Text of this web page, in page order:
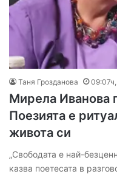
Таня Грозданова
Мирела Иванова
Поезията е
живота си
„Свободата е най-
казва поетесата в